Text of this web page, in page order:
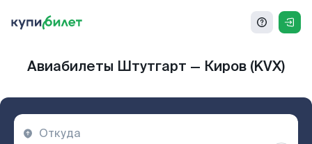
Авиабилеты Штутгарт — Киров (KVX)